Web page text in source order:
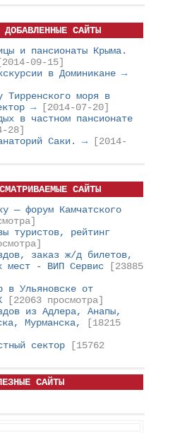
ДОБАВЛЕННЫЕ САЙТЫ
и пансионаты Крыма.
[2014-09-15]
в Доминикане →
Тирренского моря в
→
[2014-07-20]
в частном пансионате
28]
Саки. →
[2014-
САЙТЫ
— форум Камчатского
туристов, рейтинг
заказ ж/д билетов,
мест - ВИП Сервис
[23885
в Ульяновске от
[22063 просмотра]
из Адлера, Анапы,
Мурманска,
[18215
сектор
[15762
САЙТЫ